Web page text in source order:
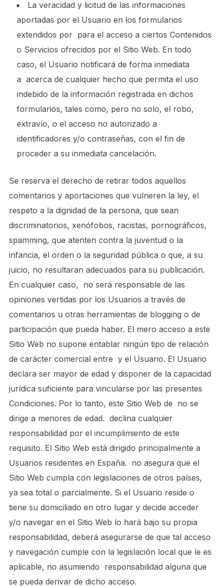
La veracidad y licitud de las informaciones
aportadas por el Usuario en los formularios
extendidos por para el acceso a ciertos Contenidos
o Servicios ofrecidos por el Sitio Web. En todo
caso, el Usuario notificará de forma inmediata
a acerca de cualquier hecho que permita el uso
indebido de la información registrada en dichos
formularios, tales como, pero no solo, el robo,
extravío, o el acceso no autorizado a
identificadores y/o contraseñas, con el fin de
proceder a su inmediata cancelación.
Se reserva el derecho de retirar todos aquellos
comentarios y aportaciones que vulneren la ley, el
respeto a la dignidad de la persona, que sean
discriminatorios, xenófobos, racistas, pornográficos,
spamming, que atenten contra la juventud o la
infancia, el orden o la seguridad pública o que, a su
juicio, no resultaran adecuados para su publicación.
En cualquier caso, no será responsable de las
opiniones vertidas por los Usuarios a través de
comentarios u otras herramientas de blogging o de
participación que pueda haber. El mero acceso a este
Sitio Web no supone entablar ningún tipo de relación
de carácter comercial entre y el Usuario. El Usuario
declara ser mayor de edad y disponer de la capacidad
jurídica suficiente para vincularse por las presentes
Condiciones. Por lo tanto, este Sitio Web de no se
dirige a menores de edad. declina cualquier
responsabilidad por el incumplimiento de este
requisito. El Sitio Web está dirigido principalmente a
Usuarios residentes en España. no asegura que el
Sitio Web cumpla con legislaciones de otros países,
ya sea total o parcialmente. Si el Usuario reside o
tiene su domiciliado en otro lugar y decide acceder
y/o navegar en el Sitio Web lo hará bajo su propia
responsabilidad, deberá asegurarse de que tal acceso
y navegación cumple con la legislación local que le es
aplicable, no asumiendo responsabilidad alguna que
se pueda derivar de dicho acceso.